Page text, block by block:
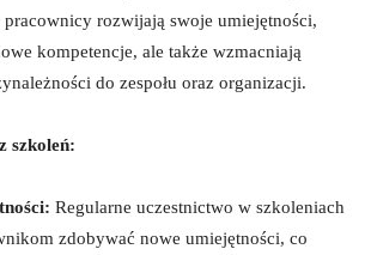
rozwijają swoje umiejętności,
kompetencje, ale także wzmacniają
do zespołu oraz organizacji.
szkoleń:
Regularne uczestnictwo w szkoleniach
zdobywać nowe umiejętności, co